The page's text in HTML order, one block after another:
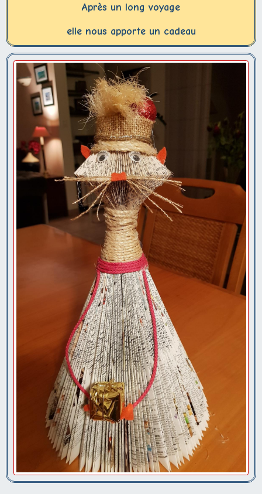
Après un long voyage
elle nous apporte un cadeau